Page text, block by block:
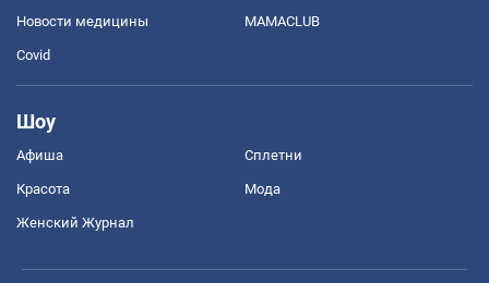
Новости медицины MAMACLUB
Covid
Шоу
Афиша Сплетни
Красота Мода
Женский Журнал